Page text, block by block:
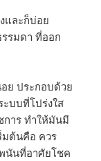
และก็บ่อย
รมดา ที่ออก
ย ประกอบด้วย
ะบบที่โปร่งใส
การ ทำให้มันมี
มต้นคือ ควร
นันที่อาศัยโชค